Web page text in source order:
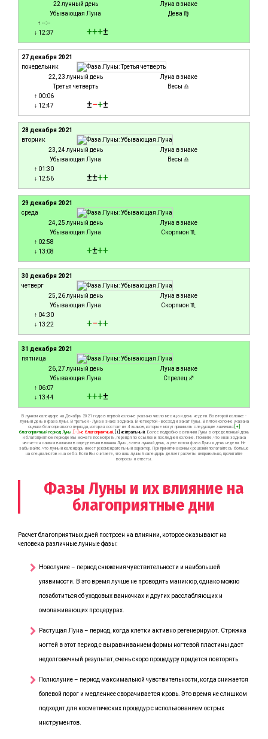
22 лунный день
Убывающая Луна
Луна в знаке
Дева ♍
↑ --:--
↓ 12:37
+++±
27 декабря 2021
понедельник
22, 23 лунный день
Третья четверть
Луна в знаке
Весы ♎
↑ 00:06
↓ 12:47
±−+±
28 декабря 2021
вторник
23, 24 лунный день
Убывающая Луна
Луна в знаке
Весы ♎
↑ 01:30
↓ 12:56
±±++
29 декабря 2021
среда
24, 25 лунный день
Убывающая Луна
Луна в знаке
Скорпион ♏
↑ 02:58
↓ 13:08
+±++
30 декабря 2021
четверг
25, 26 лунный день
Убывающая Луна
Луна в знаке
Скорпион ♏
↑ 04:30
↓ 13:22
+−++
31 декабря 2021
пятница
26, 27 лунный день
Убывающая Луна
Луна в знаке
Стрелец ♐
↑ 06:07
↓ 13:44
+++±
В лунном календаре на Декабрь 2021 года в первой колонке указано число месяца и день недели. Во второй колонке -
лунный день и фаза луны. В третьей - Луна в знаке зодиака. В четвертой - восход и закат Луны. В пятой колонке указана
оценка благоприятного периода, которая состоит из 4 знаков, которые могут принимать следующие значения: [+]
благоприятный период Луны, [−] не благоприятный, [±] нейтральный. Более подробно о влиянии Луны в определенный день
и благоприятном периоде Вы можете посмотреть, перейдя по ссылке в последней колонке. Помните, что знак зодиака
является самым важным в определении влияния Луны, затем лунный день, а уже потом фаза Луны и день недели. Не
забывайте, что лунный календарь имеет рекомендательный характер. При принятии важных решений полагайтесь больше
на специалистов и на себя. Если Вы считаете, что наш лунный календарь делает расчеты неправильно, прочитайте
вопросы и ответы.
Фазы Луны и их влияние на
благоприятные дни
Расчет благоприятных дней построен на влиянии, которое оказывают на
человека различные лунные фазы:
Новолуние – период снижения чувствительности и наибольшей
уязвимости. В это время лучше не проводить маникюр, однако можно
позаботиться об уходовых ванночках и других расслабляющих и
омолаживающих процедурах.
Растущая Луна – период, когда клетки активно регенерируют. Стрижка
ногтей в этот период с выравниванием формы ногтевой пластины даст
недолговечный результат, очень скоро процедуру придется повторять.
Полнолуние – период максимальной чувствительности, когда снижается
болевой порог и медленнее сворачивается кровь. Это время не слишком
подходит для косметических процедур с использованием острых
инструментов.